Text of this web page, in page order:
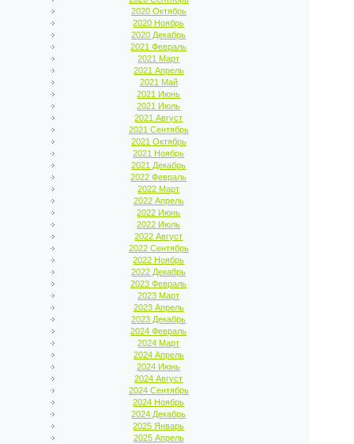
2020 Октябрь
2020 Ноябрь
2020 Декабрь
2021 Февраль
2021 Март
2021 Апрель
2021 Май
2021 Июнь
2021 Июль
2021 Август
2021 Сентябрь
2021 Октябрь
2021 Ноябрь
2021 Декабрь
2022 Февраль
2022 Март
2022 Апрель
2022 Июнь
2022 Июль
2022 Август
2022 Сентябрь
2022 Ноябрь
2022 Декабрь
2023 Февраль
2023 Март
2023 Апрель
2023 Декабрь
2024 Февраль
2024 Март
2024 Апрель
2024 Июнь
2024 Август
2024 Сентябрь
2024 Ноябрь
2024 Декабрь
2025 Январь
2025 Апрель